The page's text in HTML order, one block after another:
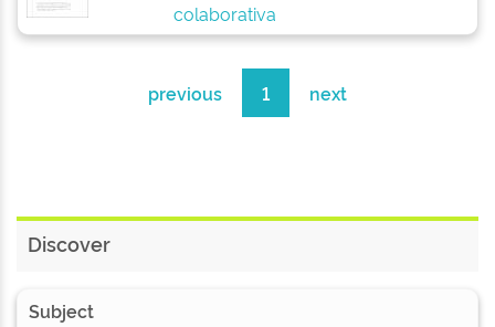
colaborativa
previous 1 next
Discover
Subject